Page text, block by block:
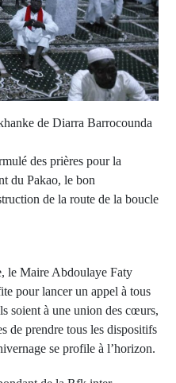
de Diarra Barrocounda
des prières pour la
du Pakao, le bon
de la route de la boucle
le Maire Abdoulaye Faty
pour lancer un appel à tous
soient à une union des cœurs,
de prendre tous les dispositifs
se profile à l’horizon.